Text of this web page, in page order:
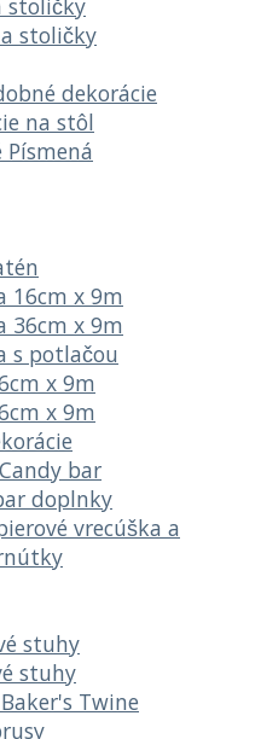
stoličky
stoličky
dekorácie
na stôl
Písmená
16cm x 9m
36cm x 9m
s potlačou
x 9m
x 9m
bar
doplnky
vrecúška a
stuhy
stuhy
Twine